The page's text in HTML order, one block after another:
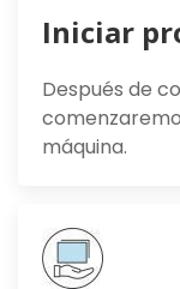
Iniciar
Después de
máquina.